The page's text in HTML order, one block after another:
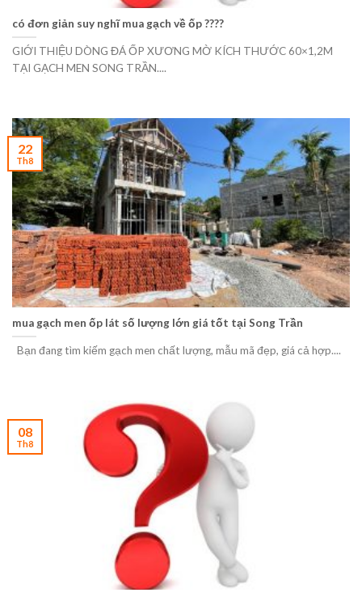
có đơn giản suy nghĩ mua gạch về ốp ????
GIỚI THIỆU DÒNG ĐÁ ỐP XƯƠNG MỜ KÍCH THƯỚC 60×1,2M
TẠI GẠCH MEN SONG TRẦN....
mua gạch men ốp lát số lượng lớn giá tốt tại Song Trần
Bạn đang tìm kiếm gạch men chất lượng, mẫu mã đẹp, giá cả hợp....
22
Th8
08
Th8